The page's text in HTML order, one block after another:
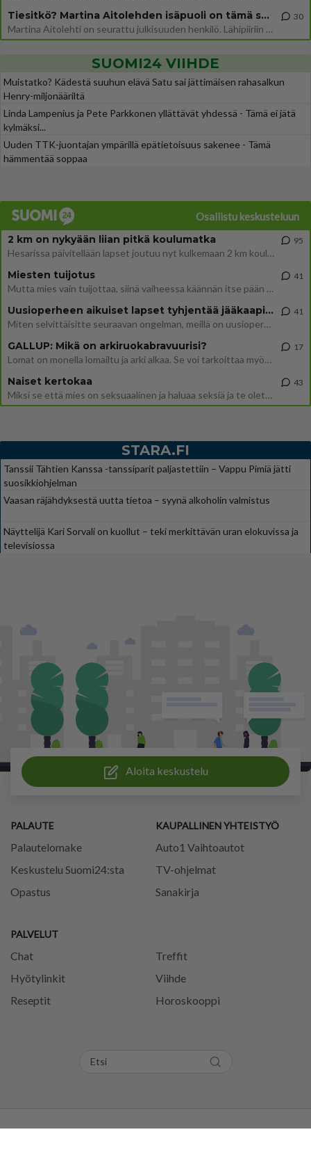
Tiesitkö? Martina Aitolehden isäpuoli on tämä suosittu laulaja
Martina Aitolehti on seurattu julkisuuden henkilö. Lähipiiriin mahtuu muitakin tunnettuja henkilöitä. Tiesitkö, että Ma
30
SUOMI24 VIIHDE
Muistatko? Kädestä suuhun elävä Satu sai jättimäisen rahasalkun
Henry-miljonääriltä
Linda Lampenius ja Pete Parkkonen yllättävät yhdessä - Tämä ei jätä
kylmäksi...
Uuden TTK-juontajan ympärillä epätietoisuus sakenee - Tämä
hämmentää soppaa
Osallistu keskusteluun
2 km on nykyään liian pitkä koulumatka
Hesarissa päivitellään lapset joutuu nyt kulkemaan 2 km kouluun jösses. Ruostefillarilla tuo matka menee vaikka miten äk
95
Miesten tuijotus
Mutta mies vain tuijottaa, siinä vaiheessa käännän itse pään pois. Mikä juttu? Yleensä jos joku tuijottaa tai katsoo, hä
41
Uusioperheen aikuiset lapset tyhjentää jääkaapin käydessään
Miten selvittäisitte seuraavan ongelman, meillä on uusioperhe, minulla teini-ikäiset lapset ja puolisolla aikuiset, jotk
41
GALLUP: Mikä on arkiruokabravuurisi?
Lomat on monella lomailtu ja arki alkaa. Se voi tarkoittaa myös sitä, että grillailut on grillattu ja palataan arjen ruo
17
Naiset kertokaa
Miksi se että mies on seksuaalinen ja haluaa seksiä ja te olette hänen mielestänne haluttava on vastenmielistä? Mikä sii
43
STARA.FI
Tanssii Tähtien Kanssa -tanssiparit paljastettiin – Vappu Pimiä jätti
suosikkiohjelman
Vaasan räjähdyksestä uutta tietoa – syynä alkoholin valmistus
Näyttelijä Kari Sorvali on kuollut – teki merkittävän uran elokuvissa ja
televisiossa
Aloita keskustelu
PALAUTE
Palautelomake
Keskustelu Suomi24:sta
Opastus
PALVELUT
Chat
Treffit
Hyötylinkit
Viihde
Reseptit
Horoskooppi
KAUPALLINEN YHTEISTYÖ
Auto1 Vaihtoautot
TV-ohjelmat
Sanakirja